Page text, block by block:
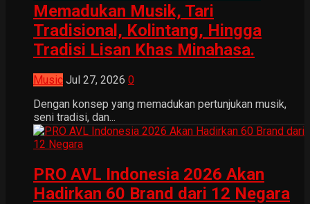
Memadukan Musik, Tari
Tradisional, Kolintang, Hingga
Tradisi Lisan Khas Minahasa.
Music Jul 27, 2026 0
Dengan konsep yang memadukan pertunjukan musik,
seni tradisi, dan...
PRO AVL Indonesia 2026 Akan
Hadirkan 60 Brand dari 12 Negara